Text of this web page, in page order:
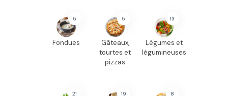
5
Fondues
5
Gâteaux,
tourtes et
pizzas
13
Légumes et
légumineuses
21 19 8